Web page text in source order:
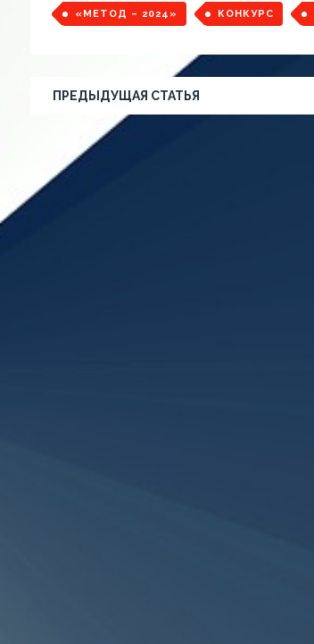
«МЕТОД – 2024» КОНКУРС
ПРЕДЫДУЩАЯ СТАТЬЯ